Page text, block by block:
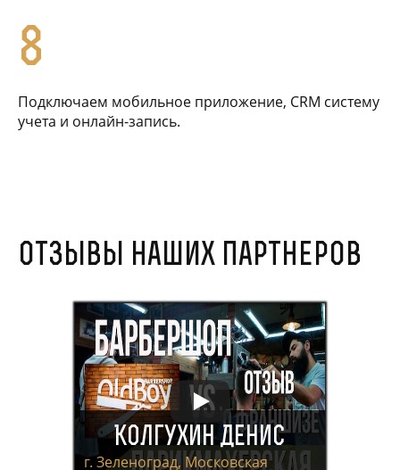
8
Подключаем мобильное приложение, CRM систему
учета и онлайн-запись.
Отзывы наших партнеров
Колгухин Денис
г. Зеленоград, Московская